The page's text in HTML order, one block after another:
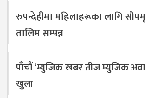
रुपन्देहीमा महिलाहरूका लागि
तालिम सम्पन्न
पाँचौं ‘म्युजिक खबर तीज म्युजिक
खुला